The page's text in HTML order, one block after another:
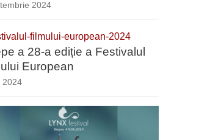
2024
a 28-a ediție a Festivalul
European
2024